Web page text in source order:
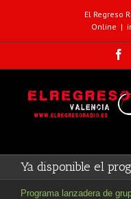
El Regreso
Online |
Ya disponible el
Programa lanzadera de